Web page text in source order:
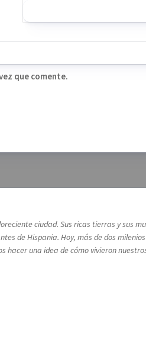
que comente.
ciudad. Sus ricas tierras y sus
de Hispania. Hoy, más de dos
una idea de cómo vivieron